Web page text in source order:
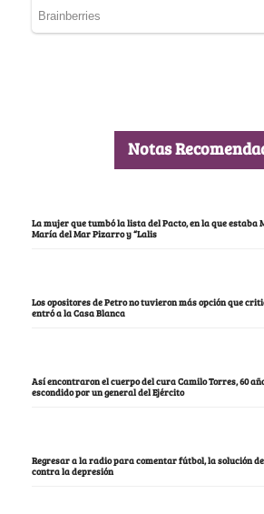
Notas
La mujer que tumbó la lista del Pacto, en la que estaba
María del Mar Pizarro y “Lalis
Los opositores de Petro no tuvieron más opción que
entró a la Casa Blanca
Así encontraron el cuerpo del cura Camilo Torres, 60
escondido por un general del Ejército
Regresar a la radio para comentar fútbol, la solución
contra la depresión